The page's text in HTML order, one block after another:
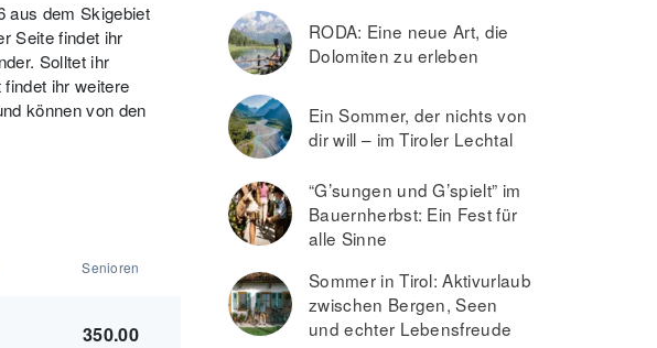
aus dem Skigebiet
Seite findet ihr
Solltet ihr
ihr weitere
können von den
Senioren
350.00
RODA: Eine neue Art, die
Dolomiten zu erleben
Ein Sommer, der nichts von
dir will – im Tiroler Lechtal
“G’sungen und G’spielt” im
Bauernherbst: Ein Fest für
alle Sinne
Sommer in Tirol: Aktivurlaub
zwischen Bergen, Seen
und echter Lebensfreude